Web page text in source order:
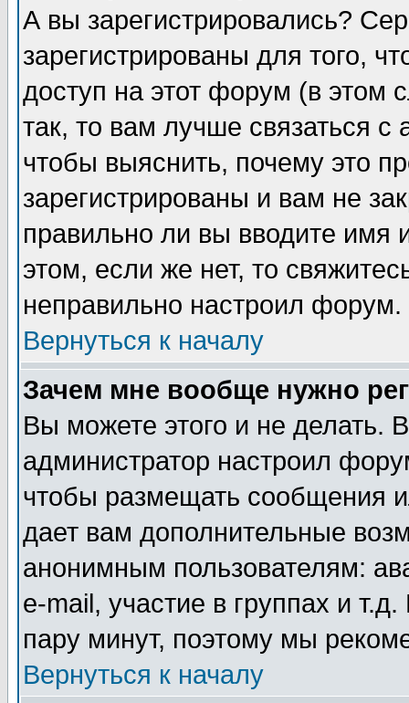
А вы зарегистрировались?
зарегистрированы для того,
доступ на этот форум (в этом
так, то вам лучше связаться
чтобы выяснить, почему это
зарегистрированы и вам не
правильно ли вы вводите
этом, если же нет, то
неправильно настроил форум.
Вернуться к началу
Зачем мне вообще нужно
Вы можете этого и не делать.
администратор настроил
чтобы размещать сообщения
дает вам дополнительные
анонимным пользователям:
e-mail, участие в группах и
пару минут, поэтому мы
Вернуться к началу